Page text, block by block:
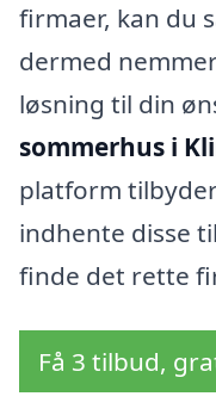
firmaer, kan du
dermed
løsning til din
sommerhus i
platform
indhente disse
finde det rette
Få 3 tilbud,